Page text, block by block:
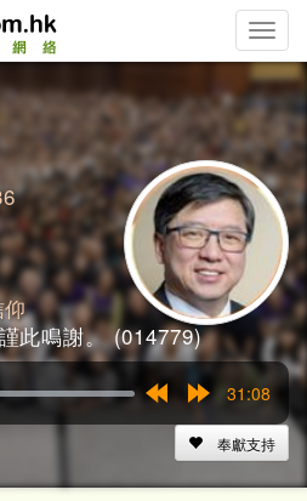
Toggle
此鳴謝。 (014779)
15s
31:08
奉獻支持